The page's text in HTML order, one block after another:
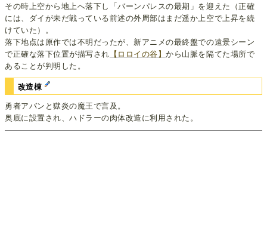
その時上空から地上へ落下し「バーンパレスの最期」を迎えた（正確
には、ダイが未だ戦っている前述の外周部はまだ遥か上空で上昇を続
けていた）。
落下地点は原作では不明だったが、新アニメの最終盤での遠景シーン
で正確な落下位置が描写され 【ロロイの谷】から山脈を隔てた場所で
あることが判明した。
改造棟
勇者アバンと獄炎の魔王で言及。
奥底に設置され、ハドラーの肉体改造に利用された。